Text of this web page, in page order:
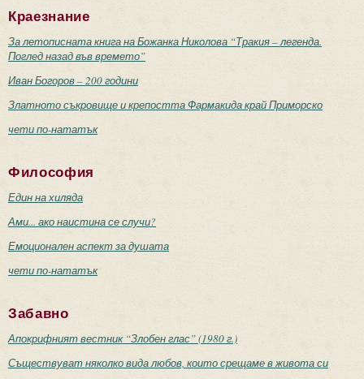
Краезнание
За летописната книга на Божанка Николова “Тракия – легенда.
Поглед назад във времето”
Иван Богоров – 200 години
Златното съкровище и крепостта Фармакида край Приморско
чети по-нататък
Философия
Един на хиляда
Ами... ако наистина се случи?
Емоционален аспект за душата
чети по-нататък
Забавно
Апокрифният вестник “Злобен глас” (1980 г.)
Съществуват няколко вида любов, които срещаме в живота си